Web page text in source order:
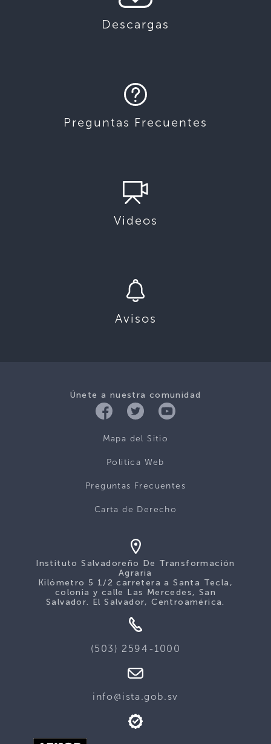
Descargas
Preguntas Frecuentes
Videos
Avisos
Únete a nuestra comunidad
Mapa del Sitio
Politica Web
Preguntas Frecuentes
Carta de Derecho
Instituto Salvadoreño De Transformación
Agraria
Kilómetro 5 1/2 carretera a Santa Tecla,
colonia y calle Las Mercedes, San
Salvador. El Salvador, Centroamérica.
(503) 2594-1000
info@ista.gob.sv